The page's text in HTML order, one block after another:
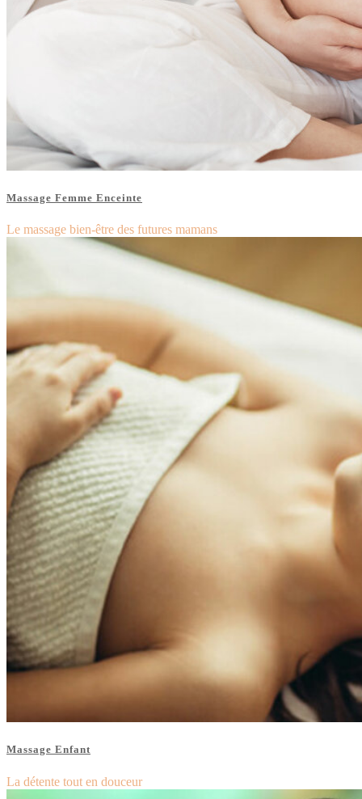
Massage Femme Enceinte
Le massage bien-être des futures mamans
Massage Enfant
La détente tout en douceur